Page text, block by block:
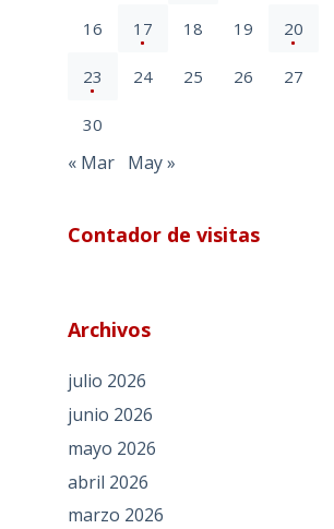
16 17 18 19 20
23 24 25 26 27
30
« Mar May »
Contador de visitas
Archivos
julio 2026
junio 2026
mayo 2026
abril 2026
marzo 2026